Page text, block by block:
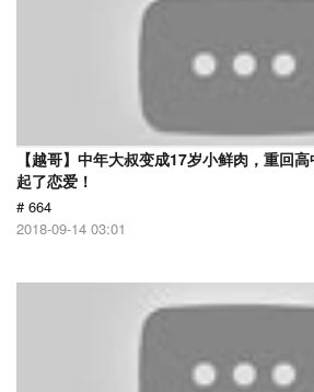
【越哥】中年大叔变成17岁小鲜肉，重回
起了恋爱！
# 664
2018-09-14 03:01